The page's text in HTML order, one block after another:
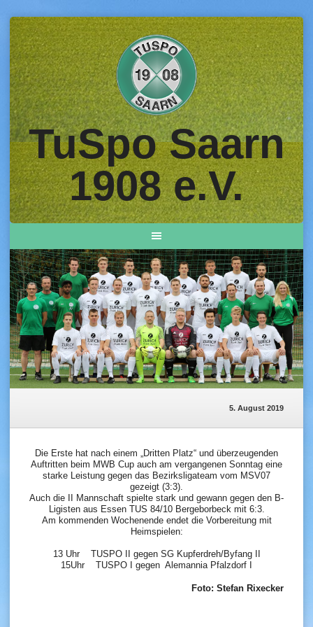
Skip
to
content
TuSpo Saarn
1908 e.V.
5. August 2019
Die Erste hat nach einem „Dritten Platz“ und überzeugenden
Auftritten beim MWB Cup auch am vergangenen Sonntag eine
starke Leistung gegen das Bezirksligateam vom MSV07
gezeigt (3:3).
Auch die II Mannschaft spielte stark und gewann gegen den B-
Ligisten aus Essen TUS 84/10 Bergeborbeck mit 6:3.
Am kommenden Wochenende endet die Vorbereitung mit
Heimspielen:
13 Uhr TUSPO II gegen SG Kupferdreh/Byfang II
15Uhr TUSPO I gegen Alemannia Pfalzdorf I
Foto: Stefan Rixecker